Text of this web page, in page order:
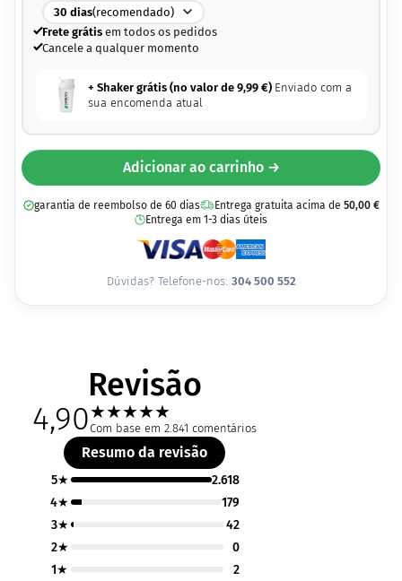
30 dias(recomendado)
Frete grátisem todos os pedidos
Cancele a qualquer momento
+ Shaker grátis (no valor de 9,99 €) Enviado com a
sua encomenda atual
Adicionar ao carrinho →
garantia de reembolso de 60 dias Entrega gratuita acima de 50,00 €
Entrega em 1-3 dias úteis
Dúvidas? Telefone-nos: 304 500 552
Revisão
4,90★★★★★
Com base em 2.841 comentários
Resumo da revisão
5★
2.618
4★
179
3★
42
2★
0
1★
2